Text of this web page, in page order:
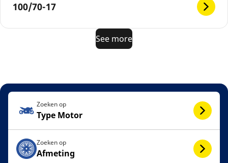
100/70-17
See more
Zoeken op
Type Motor
Zoeken op
Afmeting